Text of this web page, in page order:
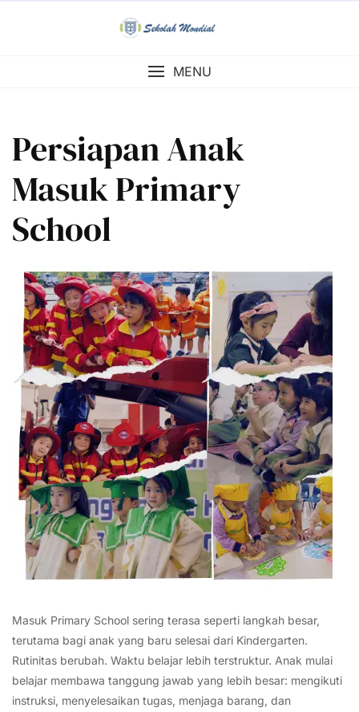
MENU
Persiapan Anak
Masuk Primary
School
Masuk Primary School sering terasa seperti langkah besar,
terutama bagi anak yang baru selesai dari Kindergarten.
Rutinitas berubah. Waktu belajar lebih terstruktur. Anak mulai
belajar membawa tanggung jawab yang lebih besar: mengikuti
instruksi, menyelesaikan tugas, menjaga barang, dan